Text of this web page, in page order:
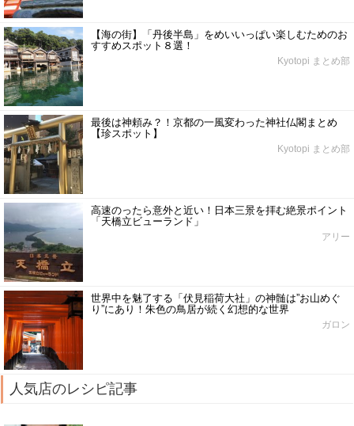
【海の街】「丹後半島」をめいいっぱい楽しむためのお
すすめスポット８選！
Kyotopi まとめ部
最後は神頼み？！京都の一風変わった神社仏閣まとめ
【珍スポット】
Kyotopi まとめ部
高速のったら意外と近い！日本三景を拝む絶景ポイント
「天橋立ビューランド」
アリー
世界中を魅了する「伏見稲荷大社」の神髄は”お山めぐ
り”にあり！朱色の鳥居が続く幻想的な世界
ガロン
人気店のレシピ記事